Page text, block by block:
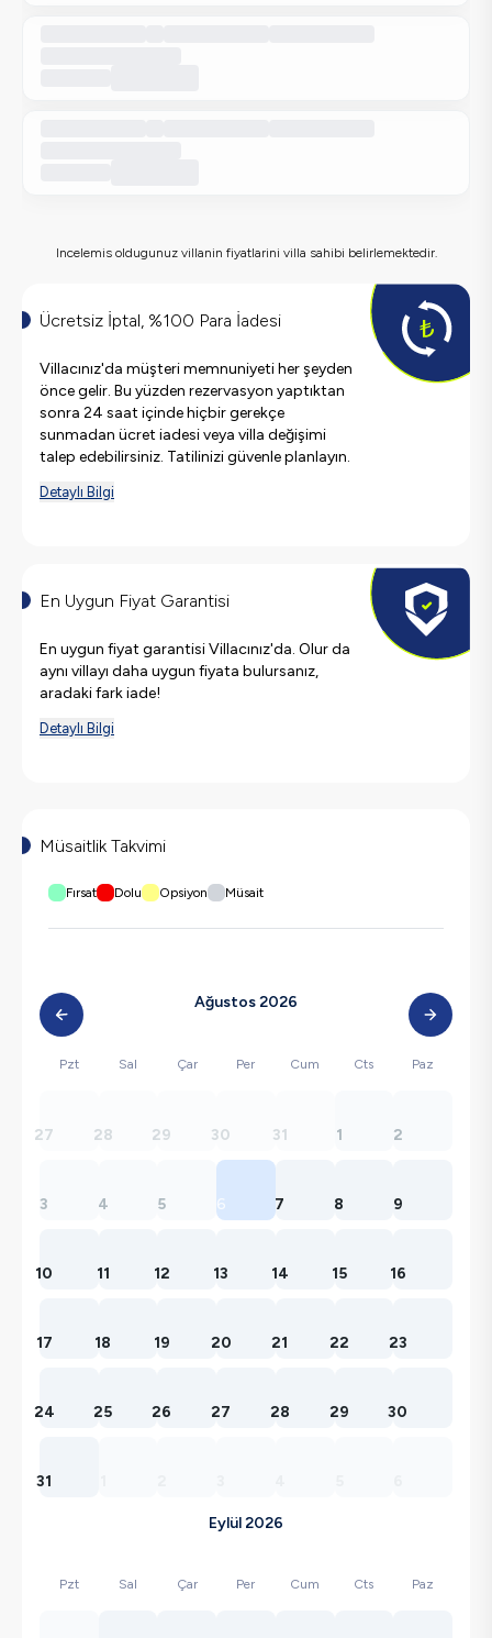
Incelemis oldugunuz villanin fiyatlarini villa sahibi belirlemektedir.
Ücretsiz İptal, %100 Para İadesi
Villacınız'da müşteri memnuniyeti her şeyden
önce gelir. Bu yüzden rezervasyon yaptıktan
sonra 24 saat içinde hiçbir gerekçe
sunmadan ücret iadesi veya villa değişimi
talep edebilirsiniz. Tatilinizi güvenle planlayın.
Detaylı Bilgi
En Uygun Fiyat Garantisi
En uygun fiyat garantisi Villacınız'da. Olur da
aynı villayı daha uygun fiyata bulursanız,
aradaki fark iade!
Detaylı Bilgi
Müsaitlik Takvimi
Fırsat Dolu Opsiyon Müsait
Ağustos 2026
Pzt Sal Çar Per Cum Cts Paz
27 28 29 30 31 1 2
3 4 5 6 7 8 9
10 11 12 13 14 15 16
17 18 19 20 21 22 23
24 25 26 27 28 29 30
31
Eylül 2026
Pzt Sal Çar Per Cum Cts Paz